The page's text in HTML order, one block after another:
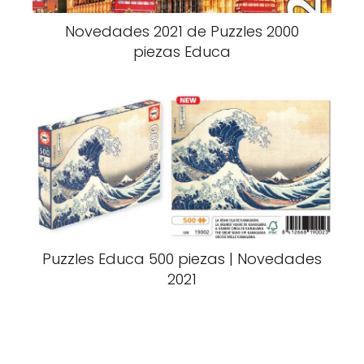
Novedades 2021 de Puzzles 2000
piezas Educa
Puzzles Educa 500 piezas | Novedades
2021